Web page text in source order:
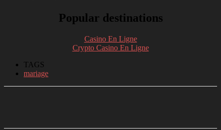
Popular destinations
Casino En Ligne
Crypto Casino En Ligne
TAGS
mariage